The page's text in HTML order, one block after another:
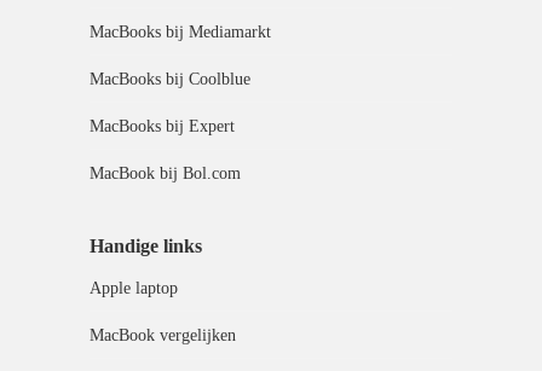
MacBooks bij Mediamarkt
MacBooks bij Coolblue
MacBooks bij Expert
MacBook bij Bol.com
Handige links
Apple laptop
MacBook vergelijken